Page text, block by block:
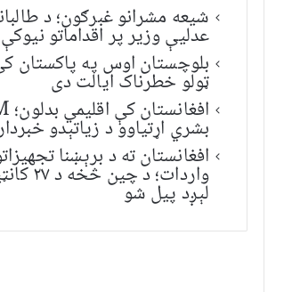
شیعه مشرانو غبرګون؛ د
عدلیې وزیر پر اقداماتو
بلوچستان اوس په پاکستان
ټولو خطرناک ایالت دی
بشري اړتیاوو د زیاتېدو
افغانستان ته د برېښنا
واردات؛ د
لېږد پیل شو